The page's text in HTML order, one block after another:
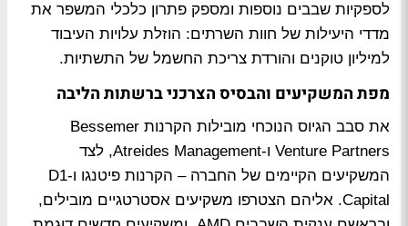
לספקיות שבבים נוספות ומספק פתרון כלכלי המשפר את
מדדי היעילות של חוות השרתים: הוזלת עלויות העיבוד
למיליון טוקנים והורדת צריכת החשמל של התשתיות.
מפת המשקיעים והבסיס הצרכני ברשתות הליבה
את סבב הגיוס הנוכחי מובילות הקרנות Bessemer
Venture Partners ו-Atreides Management, לצד
המשקיעים הקיימים של החברה – הקרנות פיטנגו ו-D1
Capital. אליהם הצטרפו משקיעים אסטרטגיים מובילים,